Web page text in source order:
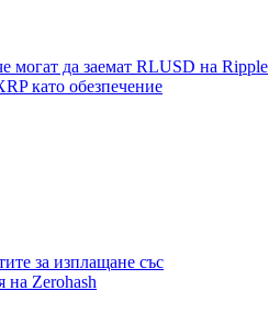
могат да заемат RLUSD на Ripple
като обезпечение
за изплащане със
на Zerohash